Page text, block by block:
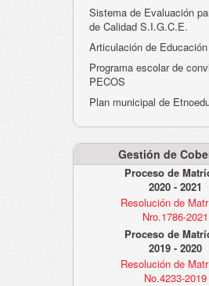
Sistema de Evaluación
de Calidad S.I.G.C.E.
Articulación de
Programa escolar de
PECOS
Plan municipal de
Gestión de
Proceso de
2020 - 2021
Resolución de
Nro.1786-2021
Proceso de
2019 - 2020
Resolución de
No.4233-2019